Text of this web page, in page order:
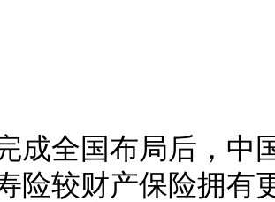
成全国布局后，中
险较财产保险拥有